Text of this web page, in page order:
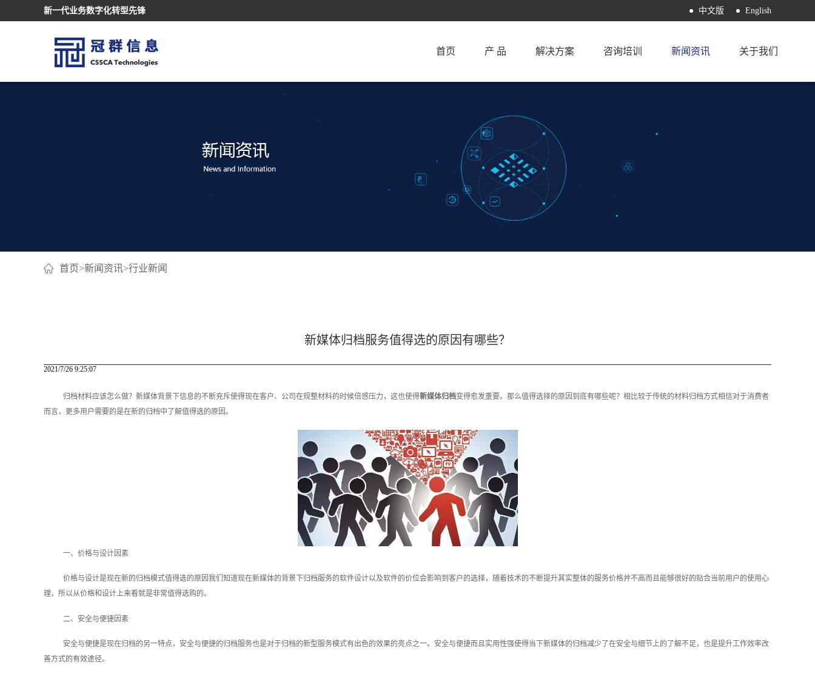
新一代业务数字化转型先锋 中文版 English
首页 产 品 解决方案 咨询培训 新闻资讯 关于我们
首页>新闻资讯>行业新闻
新媒体归档服务值得选的原因有哪些？
2021/7/26 9:25:07
归档材料应该怎么做？新媒体背景下信息的不断充斥使得现在客户、公司在规整材料的时候倍感压力，这也使得新媒体归档变得愈发重要。那么值得选择的原因到底有哪些呢？相比较于传统的材料归档方式相信对于消费者
而言，更多用户需要的是在新的归档中了解值得选的原因。
一、价格与设计因素
价格与设计是现在新的归档模式值得选的原因我们知道现在新媒体的背景下归档服务的软件设计以及软件的价位会影响到客户的选择，随着技术的不断提升其实整体的服务价格并不高而且能够很好的贴合当前用户的使用心
理，所以从价格和设计上来看就是非常值得选购的。
二、安全与便捷因素
安全与便捷是现在归档的另一特点，安全与便捷的归档服务也是对于归档的新型服务模式有出色的效果的亮点之一。安全与便捷而且实用性强使得当下新媒体的归档减少了在安全与细节上的了解不足，也是提升工作效率改
善方式的有效途径。